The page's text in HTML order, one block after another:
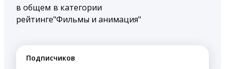
в общем
рейтинге
в категории
"Фильмы и анимация"
Подписчиков